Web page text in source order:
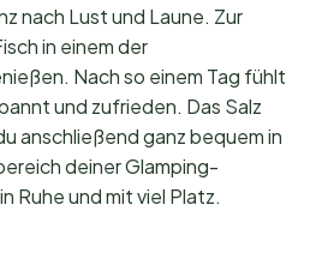
nach Lust und Laune. Zur
in einem der
Nach so einem Tag fühlt
und zufrieden. Das Salz
anschließend ganz bequem in
deiner Glamping-
Ruhe und mit viel Platz.